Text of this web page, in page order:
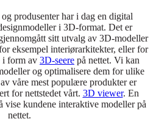
produsenter har i dag en digital
i 3D-format. Det er
sitt utvalg av 3D-modeller
eksempel interiørarkitekter, eller for
i form av 3D-seere på nettet. Vi kan
og optimalisere dem for ulike
våre mest populære produkter er
for nettstedet vårt. 3D viewer. En
vise kundene interaktive modeller på
nettet.